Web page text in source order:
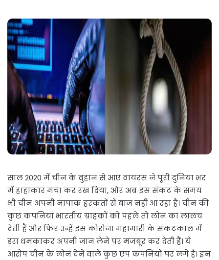
साल 2020 में चीन के वुहान से आए वायरस ने पूरी दुनिया भर
में हाहाकार मचा कर रख दिया, और अब इस संकट के समय
भी चीन अपनी नापाक हरकतों से बाज नहीं आ रहा है। चीन की
कुछ कंपनियां भारतीय ग्राहकों को पहले तो लोन का लालच
देती हैं और फिर उन्हें इस कोरोना महामारी के संकटकाल में
डरा धमकाकर अपनी जान लेने पर मजबूर कर देती हैं। ये
आरोप चीन के लोन देने वाले कुछ एप कंपनियों पर लगे हैं। इन
Link